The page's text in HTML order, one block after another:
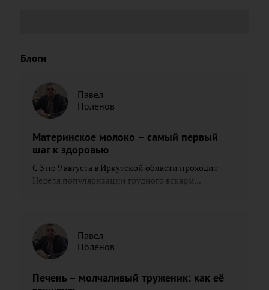
Блоги
Павел
Поленов
Материнское молоко – самый первый
шаг к здоровью
С 3 по 9 августа в Иркутской области проходит
Неделя популяризации грудного вскарм...
Павел
Поленов
Печень – молчаливый труженик: как её